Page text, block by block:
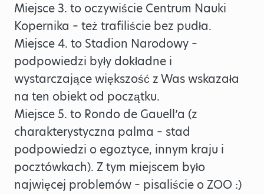
Miejsce 3. to oczywiście Centrum Nauki
Kopernika – też trafiliście bez pudła.
Miejsce 4. to Stadion Narodowy –
podpowiedzi były dokładne i
wystarczające większość z Was wskazała
na ten obiekt od początku.
Miejsce 5. to Rondo de Gauell’a (z
charakterystyczna palma – stad
podpowiedzi o egoztyce, innym kraju i
pocztówkach). Z tym miejscem było
najwięcej problemów – pisaliście o ZOO :)